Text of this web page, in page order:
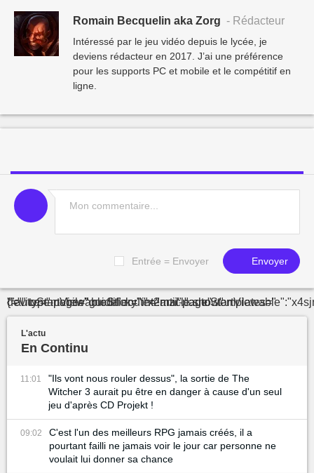
Romain Becquelin aka Zorg - Rédacteur
Intéressé par le jeu vidéo depuis le lycée, je
deviens rédacteur en 2017. J’ai une préférence
pour les supports PC et mobile et le compétitif en
ligne.
Entrée = Envoyer Envoyer
"="" type-page="guide" route="article.show" device="mobile" modifier="internal-page"
L'actu
En Continu
11:01
"Ils vont nous rouler dessus", la sortie de The
Witcher 3 aurait pu être en danger à cause d'un seul
jeu d'après CD Projekt !
09:02
C'est l'un des meilleurs RPG jamais créés, il a
pourtant failli ne jamais voir le jour car personne ne
voulait lui donner sa chance